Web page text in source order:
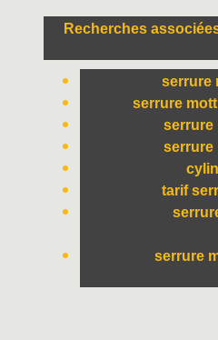
Recherches
serrure
serrure
serrure
serrure
tarif
serrure